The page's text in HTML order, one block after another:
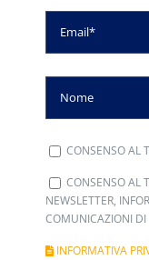
CONSENSO AL
CONSENSO AL
NEWSLETTER,
COMUNICAZIONI DI
INFORMATIVA